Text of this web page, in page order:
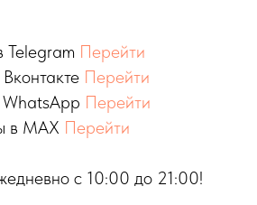
Перейти
Перейти
Перейти
в MAX Перейти
с 10:00 до 21:00!